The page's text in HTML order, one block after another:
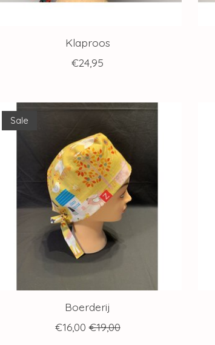
Klaproos
€24,95
Sale
Boerderij
€16,00 €19,00